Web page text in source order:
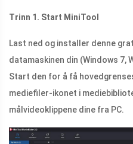
Trinn 1. Start MiniTool
Last ned og installer denne
datamaskinen din (Windows 7,
Start den for å få
mediefiler-ikonet i
målvideoklippene dine fra PC.